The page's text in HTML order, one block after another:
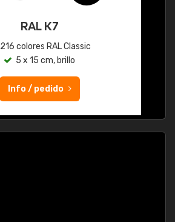
RAL K7
216 colores RAL Classic
5 x 15 cm, brillo
Info / pedido